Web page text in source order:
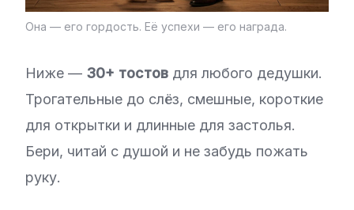
Она — его гордость. Её успехи — его награда.
Ниже — 30+ тостов для любого дедушки.
Трогательные до слёз, смешные, короткие
для открытки и длинные для застолья.
Бери, читай с душой и не забудь пожать
руку.